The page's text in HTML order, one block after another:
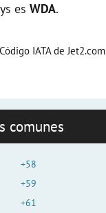
es WDA.
Código IATA de Jet2.com
comunes
+58
+59
+61